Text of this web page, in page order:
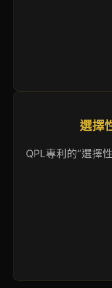
選擇
QPL專利的”選擇